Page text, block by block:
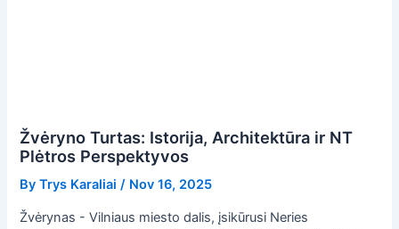
Žvėryno Turtas: Istorija, Architektūra ir NT
Plėtros Perspektyvos
ByTrys Karaliai / Nov 16, 2025
Žvėrynas - Vilniaus miesto dalis, įsikūrusi Neries